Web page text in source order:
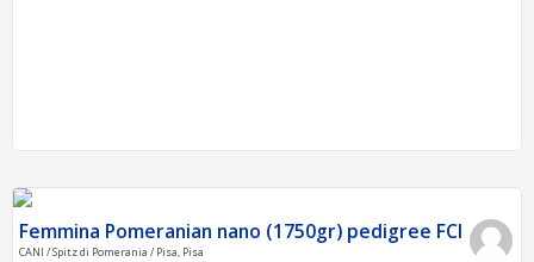
Femmina Pomeranian nano (1750gr) pedigree FCI
CANI / Spitz di Pomerania / Pisa, Pisa